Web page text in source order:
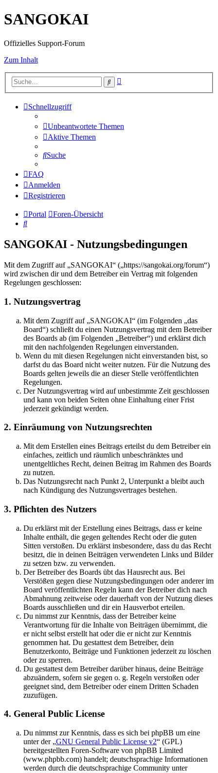
SANGOKAI
Offizielles Support-Forum
Zum Inhalt
Suche
Schnellzugriff
Unbeantwortete Themen
Aktive Themen
Suche
FAQ
Anmelden
Registrieren
Portal
Foren-Übersicht
Suche
SANGOKAI - Nutzungsbedingungen
Mit dem Zugriff auf „SANGOKAI“ („https://sangokai.org/forum“)
wird zwischen dir und dem Betreiber ein Vertrag mit folgenden
Regelungen geschlossen:
1. Nutzungsvertrag
Mit dem Zugriff auf „SANGOKAI“ (im Folgenden „das
Board“) schließt du einen Nutzungsvertrag mit dem Betreiber
des Boards ab (im Folgenden „Betreiber“) und erklärst dich
mit den nachfolgenden Regelungen einverstanden.
Wenn du mit diesen Regelungen nicht einverstanden bist, so
darfst du das Board nicht weiter nutzen. Für die Nutzung des
Boards gelten jeweils die an dieser Stelle veröffentlichten
Regelungen.
Der Nutzungsvertrag wird auf unbestimmte Zeit geschlossen
und kann von beiden Seiten ohne Einhaltung einer Frist
jederzeit gekündigt werden.
2. Einräumung von Nutzungsrechten
Mit dem Erstellen eines Beitrags erteilst du dem Betreiber ein
einfaches, zeitlich und räumlich unbeschränktes und
unentgeltliches Recht, deinen Beitrag im Rahmen des Boards
zu nutzen.
Das Nutzungsrecht nach Punkt 2, Unterpunkt a bleibt auch
nach Kündigung des Nutzungsvertrages bestehen.
3. Pflichten des Nutzers
Du erklärst mit der Erstellung eines Beitrags, dass er keine
Inhalte enthält, die gegen geltendes Recht oder die guten
Sitten verstoßen. Du erklärst insbesondere, dass du das Recht
besitzt, die in deinen Beiträgen verwendeten Links und Bilder
zu setzen bzw. zu verwenden.
Der Betreiber des Boards übt das Hausrecht aus. Bei
Verstößen gegen diese Nutzungsbedingungen oder anderer im
Board veröffentlichten Regeln kann der Betreiber dich nach
Abmahnung zeitweise oder dauerhaft von der Nutzung dieses
Boards ausschließen und dir ein Hausverbot erteilen.
Du nimmst zur Kenntnis, dass der Betreiber keine
Verantwortung für die Inhalte von Beiträgen übernimmt, die
er nicht selbst erstellt hat oder die er nicht zur Kenntnis
genommen hat. Du gestattest dem Betreiber, dein
Benutzerkonto, Beiträge und Funktionen jederzeit zu löschen
oder zu sperren.
Du gestattest dem Betreiber darüber hinaus, deine Beiträge
abzuändern, sofern sie gegen o. g. Regeln verstoßen oder
geeignet sind, dem Betreiber oder einem Dritten Schaden
zuzufügen.
4. General Public License
Du nimmst zur Kenntnis, dass es sich bei phpBB um eine
unter der „GNU General Public License v2“ (GPL)
bereitgestellten Foren-Software von phpBB Limited
(www.phpbb.com) handelt; deutschsprachige Informationen
werden durch die deutschsprachige Community unter